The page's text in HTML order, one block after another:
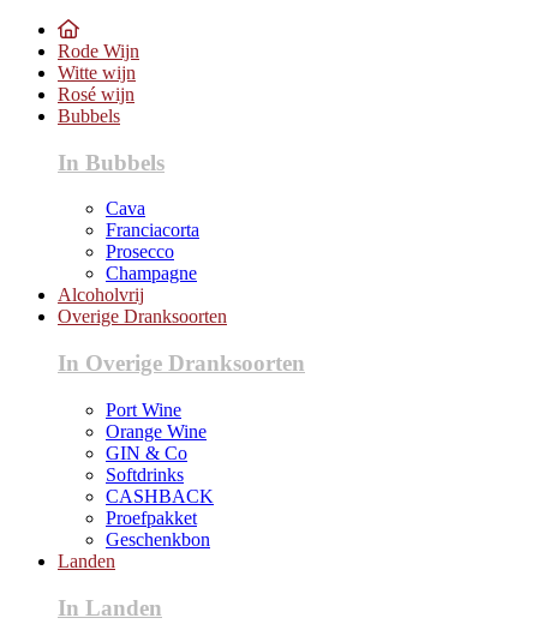
Rode Wijn
Witte wijn
Rosé wijn
Bubbels
In Bubbels
Cava
Franciacorta
Prosecco
Champagne
Alcoholvrij
Overige Dranksoorten
In Overige Dranksoorten
Port Wine
Orange Wine
GIN & Co
Softdrinks
CASHBACK
Proefpakket
Geschenkbon
Landen
In Landen